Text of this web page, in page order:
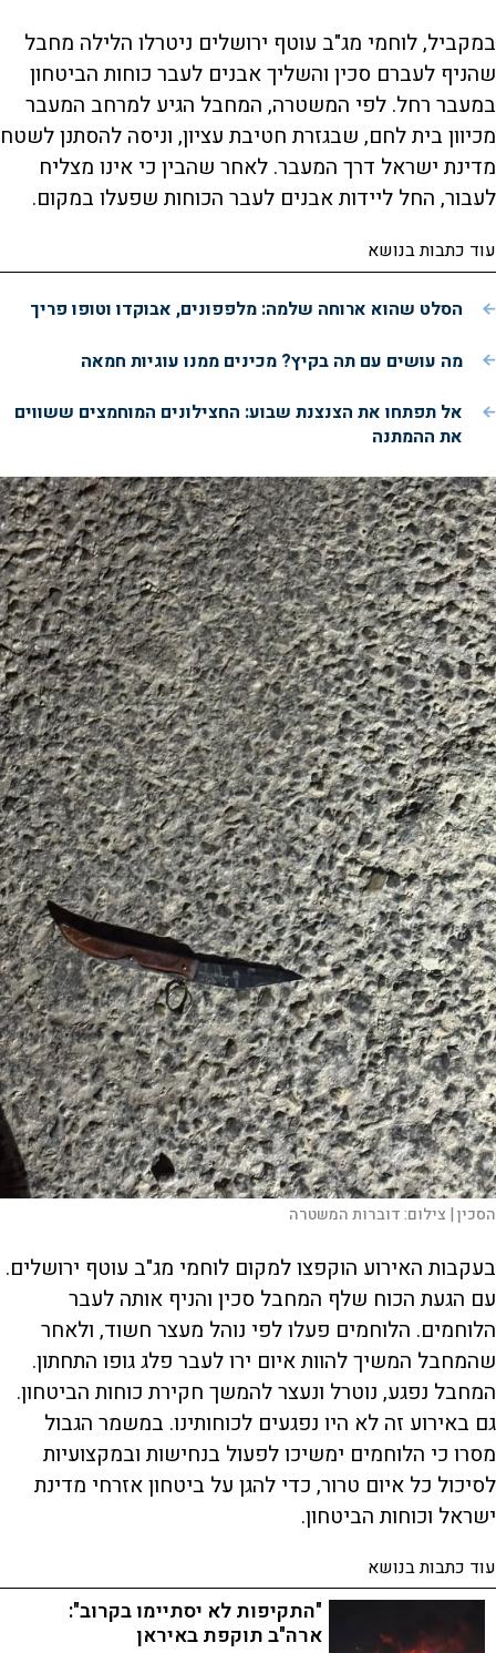
במקביל, לוחמי מג"ב עוטף ירושלים ניטרלו הלילה מחבל
שהניף לעברם סכין והשליך אבנים לעבר כוחות הביטחון
במעבר רחל. לפי המשטרה, המחבל הגיע למרחב המעבר
מכיוון בית לחם, שבגזרת חטיבת עציון, וניסה להסתנן לשטח
מדינת ישראל דרך המעבר. לאחר שהבין כי אינו מצליח
לעבור, החל ליידות אבנים לעבר הכוחות שפעלו במקום.
עוד כתבות בנושא
הסלט שהוא ארוחה שלמה: מלפפונים, אבוקדו וטופו פריך
מה עושים עם תה בקיץ? מכינים ממנו עוגיות חמאה
אל תפתחו את הצנצנת שבוע: החצילונים המוחמצים ששווים
את ההמתנה
הסכין | צילום:דוברות המשטרה
בעקבות האירוע הוקפצו למקום לוחמי מג"ב עוטף ירושלים.
עם הגעת הכוח שלף המחבל סכין והניף אותה לעבר
הלוחמים. הלוחמים פעלו לפי נוהל מעצר חשוד, ולאחר
שהמחבל המשיך להוות איום ירו לעבר פלג גופו התחתון.
המחבל נפגע, נוטרל ונעצר להמשך חקירת כוחות הביטחון.
גם באירוע זה לא היו נפגעים לכוחותינו. במשמר הגבול
מסרו כי הלוחמים ימשיכו לפעול בנחישות ובמקצועיות
לסיכול כל איום טרור, כדי להגן על ביטחון אזרחי מדינת
ישראל וכוחות הביטחון.
עוד כתבות בנושא
"התקיפות לא יסתיימו בקרוב":
ארה"ב תוקפת באיראן